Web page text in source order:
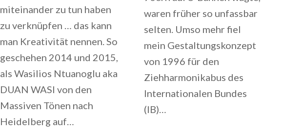
miteinander zu tun haben
zu verknüpfen … das kann
man Kreativität nennen. So
geschehen 2014 und 2015,
als Wasilios Ntuanoglu aka
DUAN WASI von den
Massiven Tönen nach
Heidelberg auf…
waren früher so unfassbar
selten. Umso mehr fiel
mein Gestaltungskonzept
von 1996 für den
Ziehharmonikabus des
Internationalen Bundes
(IB)…